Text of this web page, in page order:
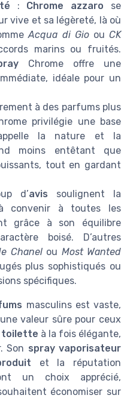
: Chrome azzaro se
vive et sa légèreté, là où
Acqua di GioouCK
marins ou fruités.
Chrome offre une
idéale pour un
à des parfums plus
privilégie une base
la nature et la
moins entêtant que
tout en gardant
d’avis soulignent la
convenir à toutes les
grâce à son équilibre
boisé. D’autres
Chanelou Most Wanted
plus sophistiqués ou
spécifiques.
masculins est vaste,
valeur sûre pour ceux
toilette à la fois élégante,
Son spray vaporisateur
et la réputation
un choix apprécié,
économiser sur